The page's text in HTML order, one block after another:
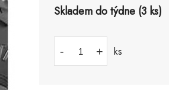
Skladem do týdne (3 ks)
- + ks